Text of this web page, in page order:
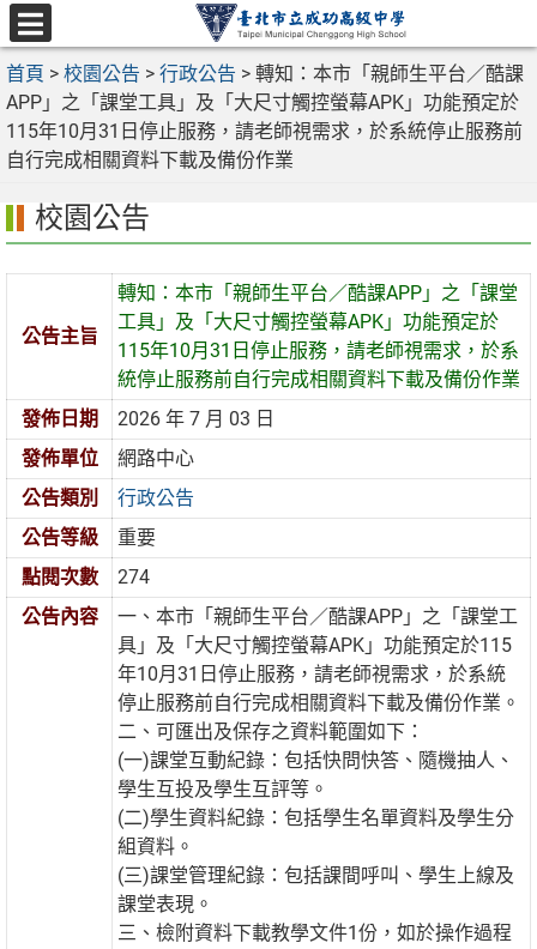
跳
至
主
要
內
容
選
單
首頁 > 校園公告 > 行政公告 > 轉知：本市「親師生平台／酷課
APP」之「課堂工具」及「大尺寸觸控螢幕APK」功能預定於
115年10月31日停止服務，請老師視需求，於系統停止服務前
自行完成相關資料下載及備份作業
校園公告
公告主旨
轉知：本市「親師生平台／酷課APP」之「課堂
工具」及「大尺寸觸控螢幕APK」功能預定於
115年10月31日停止服務，請老師視需求，於系
統停止服務前自行完成相關資料下載及備份作業
發佈日期
2026 年 7 月 03 日
發佈單位
網路中心
公告類別
行政公告
公告等級
重要
點閱次數
274
公告內容
一、本市「親師生平台／酷課APP」之「課堂工
具」及「大尺寸觸控螢幕APK」功能預定於115
年10月31日停止服務，請老師視需求，於系統
停止服務前自行完成相關資料下載及備份作業。
二、可匯出及保存之資料範圍如下：
(一)課堂互動紀錄：包括快問快答、隨機抽人、
學生互投及學生互評等。
(二)學生資料紀錄：包括學生名單資料及學生分
組資料。
(三)課堂管理紀錄：包括課間呼叫、學生上線及
課堂表現。
三、檢附資料下載教學文件1份，如於操作過程